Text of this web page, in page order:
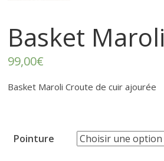
t
e
r
f
Basket Maroli
99,00€
Basket Maroli Croute de cuir ajourée
Pointure